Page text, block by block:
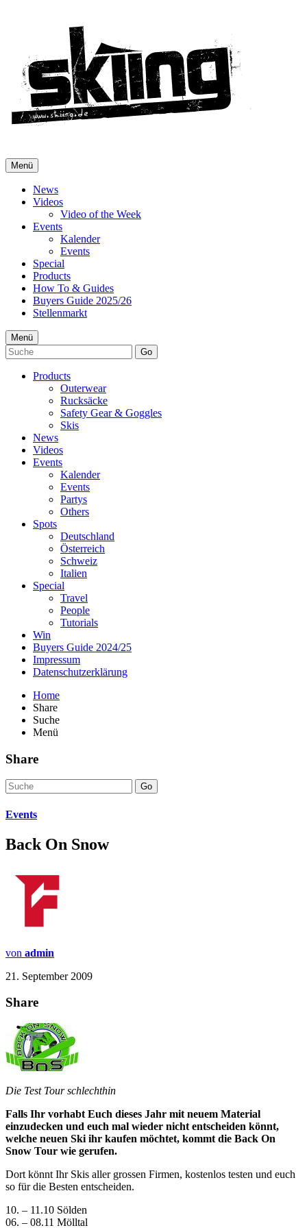
Menü
News
Videos
Video of the Week
Events
Kalender
Events
Special
Products
How To & Guides
Buyers Guide 2025/26
Stellenmarkt
Menü
Go
Products
Outerwear
Rucksäcke
Safety Gear & Goggles
Skis
News
Videos
Events
Kalender
Events
Partys
Others
Spots
Deutschland
Österreich
Schweiz
Italien
Special
Travel
People
Tutorials
Win
Buyers Guide 2024/25
Impressum
Datenschutzerklärung
Home
Share
Suche
Menü
Share
Go
Events
Back On Snow
von admin
21. September 2009
Share
Die Test Tour schlechthin
Falls Ihr vorhabt Euch dieses Jahr mit neuem Material
einzudecken und euch mal wieder nicht entscheiden könnt,
welche neuen Ski ihr kaufen möchtet, kommt die Back On
Snow Tour wie gerufen.
Dort könnt Ihr Skis aller grossen Firmen, kostenlos testen und euch
so für die Besten entscheiden.
10. – 11.10 Sölden
06. – 08.11 Mölltal